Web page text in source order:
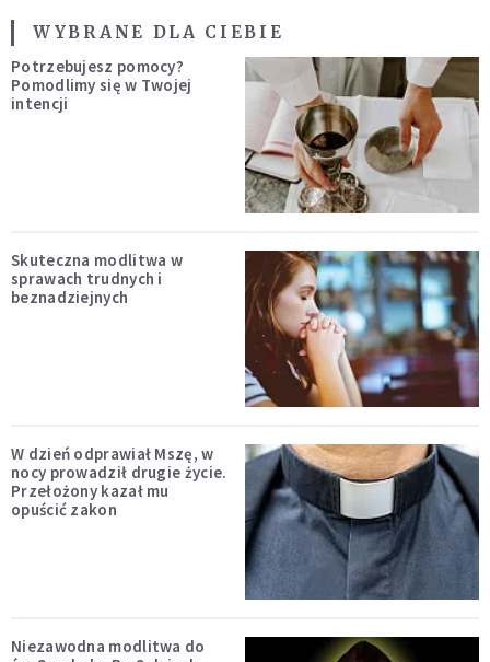
WYBRANE DLA CIEBIE
Potrzebujesz pomocy?
Pomodlimy się w Twojej
intencji
Skuteczna modlitwa w
sprawach trudnych i
beznadziejnych
W dzień odprawiał Mszę, w
nocy prowadził drugie życie.
Przełożony kazał mu
opuścić zakon
Niezawodna modlitwa do